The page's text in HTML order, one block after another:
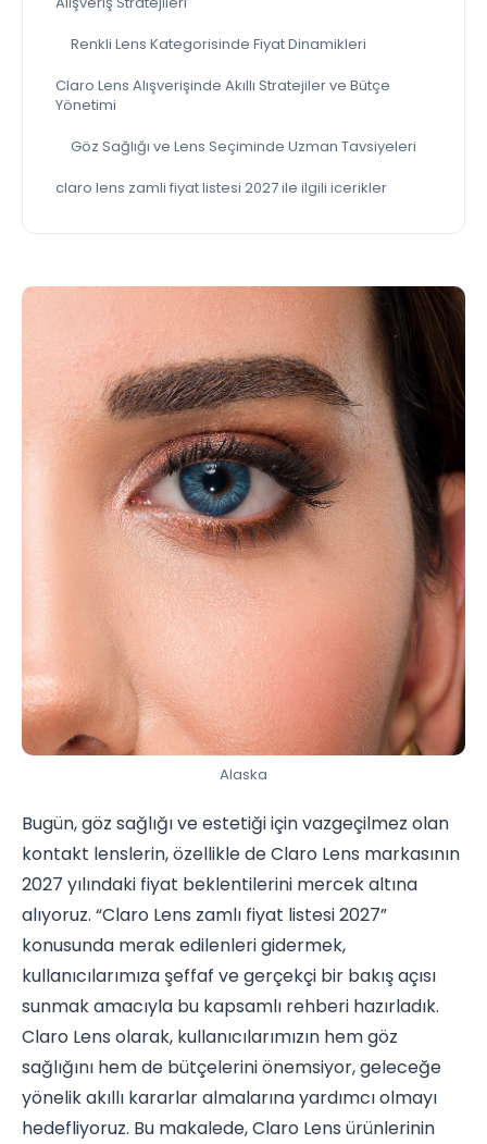
Renkli Lens Kategorisinde Fiyat Dinamikleri
Claro Lens Alışverişinde Akıllı Stratejiler ve Bütçe
Yönetimi
Göz Sağlığı ve Lens Seçiminde Uzman Tavsiyeleri
claro lens zamli fiyat listesi 2027 ile ilgili icerikler
Alaska
Bugün, göz sağlığı ve estetiği için vazgeçilmez olan
kontakt lenslerin, özellikle de Claro Lens markasının
2027 yılındaki fiyat beklentilerini mercek altına
alıyoruz. “Claro Lens zamlı fiyat listesi 2027”
konusunda merak edilenleri gidermek,
kullanıcılarımıza şeffaf ve gerçekçi bir bakış açısı
sunmak amacıyla bu kapsamlı rehberi hazırladık.
Claro Lens olarak, kullanıcılarımızın hem göz
sağlığını hem de bütçelerini önemsiyor, geleceğe
yönelik akıllı kararlar almalarına yardımcı olmayı
hedefliyoruz. Bu makalede, Claro Lens ürünlerinin